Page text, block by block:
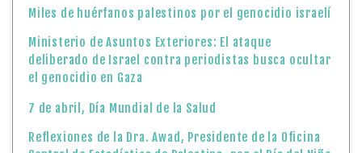
Miles de huérfanos palestinos por el genocidio israelí
Ministerio de Asuntos Exteriores: El ataque
deliberado de Israel contra periodistas busca ocultar
el genocidio en Gaza
7 de abril, Día Mundial de la Salud
Reflexiones de la Dra. Awad, Presidente de la Oficina